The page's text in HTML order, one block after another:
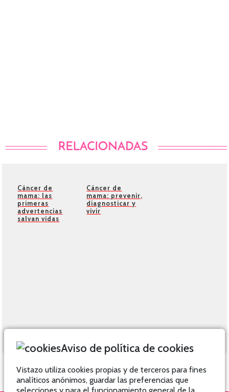
Cáncer de
mama: las
primeras
advertencias
salvan vidas
Cáncer de
mama: prevenir,
diagnosticar y
vivir
Aviso de política de cookies
Vistazo utiliza cookies propias y de terceros para fines
analíticos anónimos, guardar las preferencias que